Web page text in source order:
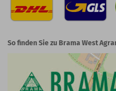
So finden Sie zu Brama West